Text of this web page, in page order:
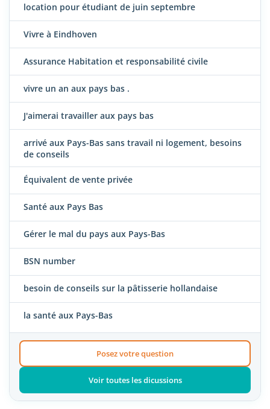
location pour étudiant de juin septembre
Vivre à Eindhoven
Assurance Habitation et responsabilité civile
vivre un an aux pays bas .
J'aimerai travailler aux pays bas
arrivé aux Pays-Bas sans travail ni logement, besoins
de conseils
Équivalent de vente privée
Santé aux Pays Bas
Gérer le mal du pays aux Pays-Bas
BSN number
besoin de conseils sur la pâtisserie hollandaise
la santé aux Pays-Bas
Posez votre question
Voir toutes les dicussions